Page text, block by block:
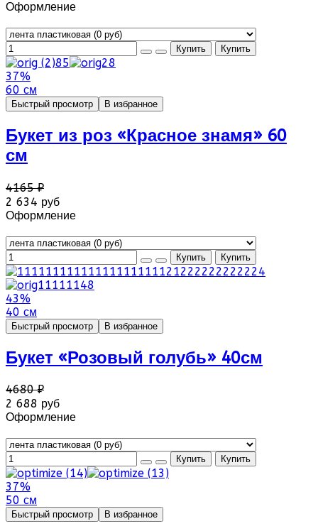
Оформление
37%
60 см
Быстрый просмотр В избранное
Букет из роз «Красное знамя» 60
см
4165 ₽
2 634 руб
Оформление
43%
40 см
Быстрый просмотр В избранное
Букет «Розовый голубь» 40см
4680 ₽
2 688 руб
Оформление
37%
50 см
Быстрый просмотр В избранное